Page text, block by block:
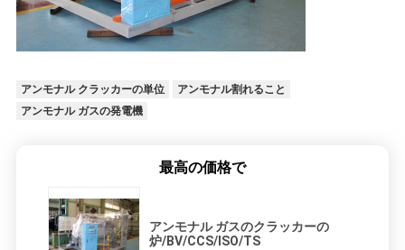
だ
さ
い
アンモナル クラッカーの単位
アンモナル割れること
アンモナル ガスの発電機
最高の価格で
アンモナル ガスのクラッカーの
炉/BV/CCS/ISO/TS